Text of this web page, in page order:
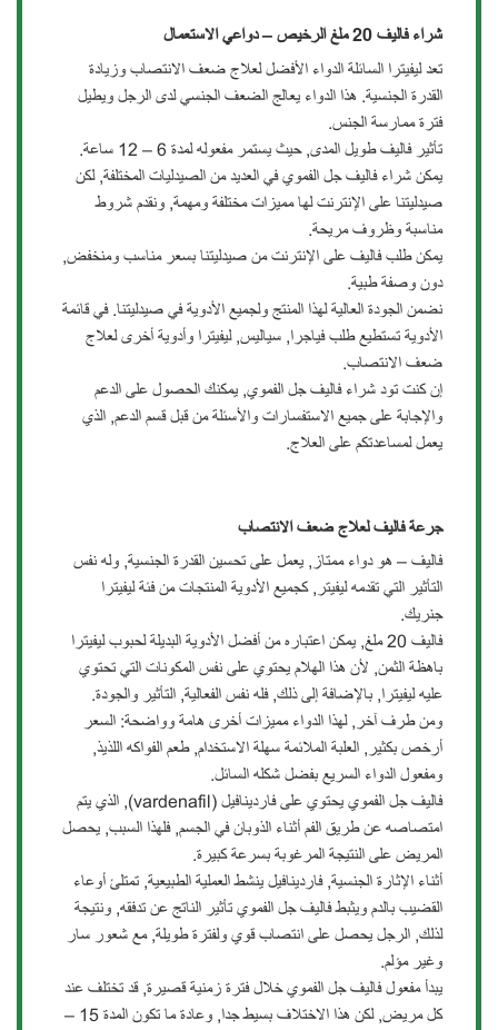
شراء فاليف20ملغ الرخيص – دواعي الاستعمال
تعد ليفيترا السائلة الدواء الأفضل لعلاج ضعف الانتصاب وزيادة
القدرة الجنسية. هذا الدواء يعالج الضعف الجنسي لدى الرجل ويطيل
فترة ممارسة الجنس.
تأثير فاليف طويل المدى, حيث يستمر مفعوله لمدة 6 – 12 ساعة.
يمكن شراء فاليف جل الفموي في العديد من الصيدليات المختلفة, لكن
صيدليتنا على الإنترنت لها مميزات مختلفة ومهمة, ونقدم شروط
مناسبة وظروف مريحة.
يمكن طلب فاليف على الإنترنت من صيدليتنا بسعر مناسب ومنخفض,
دون وصفة طبية.
نضمن الجودة العالية لهذا المنتج ولجميع الأدوية في صيدليتنا. في قائمة
الأدوية تستطيع طلب فياجرا, سياليس, ليفيترا وأدوية أخرى لعلاج
ضعف الانتصاب.
إن كنت تود شراء فاليف جل الفموي, يمكنك الحصول على الدعم
والإجابة على جميع الاستفسارات والأسئلة من قبل قسم الدعم, الذي
يعمل لمساعدتكم على العلاج.
جرعة فاليف لعلاج ضعف الانتصاب
فاليف – هو دواء ممتاز, يعمل على تحسين القدرة الجنسية, وله نفس
التأثير التي تقدمه ليفيتر, كجميع الأدوية المنتجات من فئة ليفيترا
جنريك.
فاليف 20 ملغ, يمكن اعتباره من أفضل الأدوية البديلة لحبوب ليفيترا
باهظة الثمن, ﻷن هذا الهلام يحتوي على نفس المكونات التي تحتوي
عليه ليفيترا, بالإضافة إلى ذلك, فله نفس الفعالية, التأثير والجودة.
ومن طرف آخر, لهذا الدواء مميزات أخرى هامة وواضحة: السعر
أرخص بكثير, العلبة الملائمة سهلة الاستخدام, طعم الفواكه اللذيذ,
ومفعول الدواء السريع بفضل شكله السائل.
فاليف جل الفموي يحتوي على فاردينافيل (vardenafil), الذي يتم
امتصاصه عن طريق الفم أثناء الذوبان في الجسم, فلهذا السبب, يحصل
المريض على النتيجة المرغوبة بسرعة كبيرة.
أثناء الإثارة الجنسية, فاردينافيل ينشط العملية الطبيعية, تمتلئ أوعاء
القضيب بالدم ويثبط فاليف جل الفموي تأثير الناتج عن تدفقه, ونتيجة
لذلك, الرجل يحصل على انتصاب قوي ولفترة طويلة, مع شعور سار
وغير مؤلم.
يبدأ مفعول فاليف جل الفموي خلال فترة زمنية قصيرة, قد تختلف عند
كل مريض, لكن هذا الاختلاف بسيط جدا, وعادة ما تكون المدة 15 –